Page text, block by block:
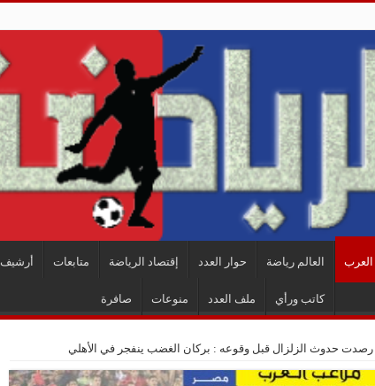
العالم رياضة حوار العدد إقتصاد الرياضة متابعات أرشيف
كاتب ورأي ملف العدد منوعات صافرة
رصدت حدوث الزلزال قبل وقوعه : بركان الغضب ينفجر في الأهلي